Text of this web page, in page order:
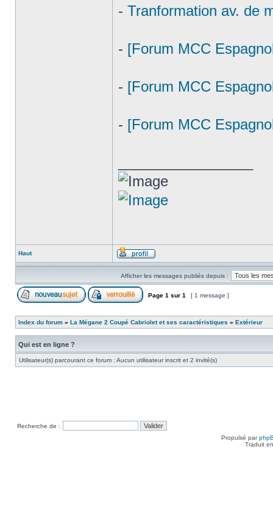
- Tranformation av. de
- [Forum MCC
- [Forum MCC
- [Forum MCC
Haut
Afficher les messages publiés depuis :
Page 1 sur 1 [ 1 message ]
Index du forum » La Mégane 2 Coupé Cabriolet et ses caractéristiques » Extérieur
Qui est en ligne ?
Utilisateur(s) parcourant ce forum : Aucun utilisateur inscrit et 2 invité(s)
Recherche de :
Propulsé par
Traduit